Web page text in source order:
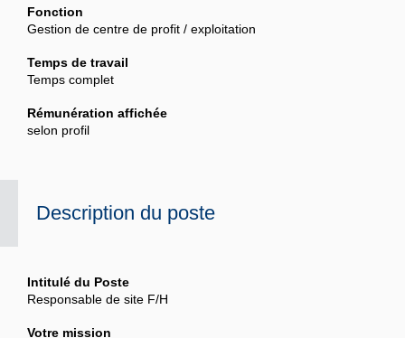
Description du poste
Intitulé du Poste
Responsable de site F/H
Votre mission
Fonction
Gestion de centre de profit / exploitation
Temps de travail
Temps complet
Rémunération affichée
selon profil